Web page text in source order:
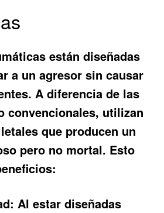
están diseñadas
a un agresor sin causar
A diferencia de las
convencionales, utilizan
que producen un
pero no mortal. Esto
Al estar diseñadas